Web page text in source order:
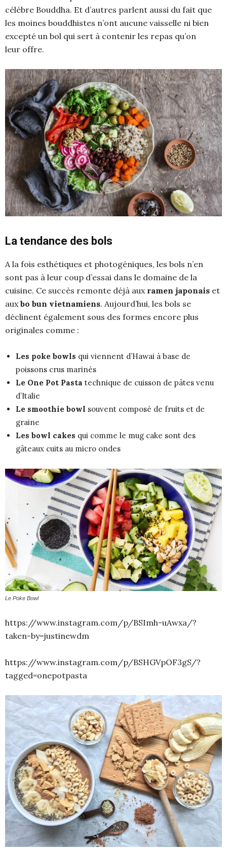
célèbre Bouddha. Et d’autres parlent aussi du fait que
les moines bouddhistes n’ont aucune vaisselle ni bien
excepté un bol qui sert à contenir les repas qu’on
leur offre.
La tendance des bols
A la fois esthétiques et photogéniques, les bols n’en
sont pas à leur coup d’essai dans le domaine de la
cuisine. Ce succès remonte déjà aux ramen japonais et
auxbo bun vietnamiens. Aujourd’hui, les bols se
déclinent également sous des formes encore plus
originales comme :
Les poke bowls qui viennent d’Hawai à base de
poissons crus marinés
Le One Pot Pasta technique de cuisson de pâtes venu
d’Italie
Le smoothie bowl souvent composé de fruits et de
graine
Les bowl cakes qui comme le mug cake sont des
gâteaux cuits au micro ondes
Le Poke Bowl
https://www.instagram.com/p/BSImh-uAwxa/?
taken-by=justinewdm
https://www.instagram.com/p/BSHGVpOF3gS/?
tagged=onepotpasta